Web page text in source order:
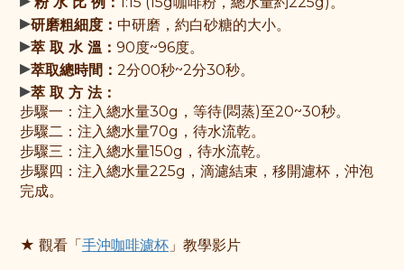
▸研磨粗細度： 中研磨，約白砂糖的大小。
▸萃 取 水 溫： 90度~96度。
▸萃取總時間： 2分00秒~2分30秒。
▸萃 取 方 法：
步驟一： 注入總水量30g，等待(悶蒸)至20~30秒。
步驟二：注入總水量70g，待水流乾。
步驟三：注入總水量150g，待水流乾。
步驟四：注入總水量225g，滴濾結束，移開濾杯，沖泡
完成。
★ 觀看「手沖咖啡濾杯 」教學影片